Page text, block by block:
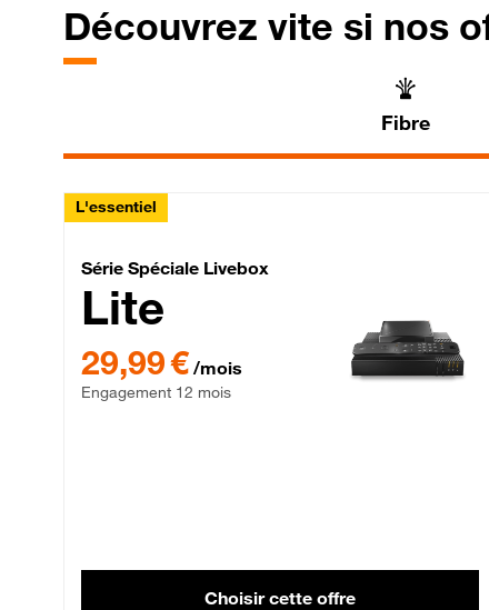
Découvrez vite si nos
Fibre
L'essentiel
Série Spéciale Livebox
Série Spéciale Livebox
Lite
29,99 € par mois , Engagement 12 mois
29,99 € /mois
Engagement 12 mois
Choisir cette offre